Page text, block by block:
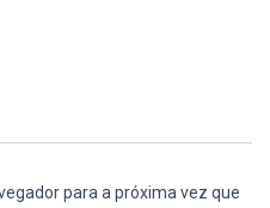
para a próxima vez que